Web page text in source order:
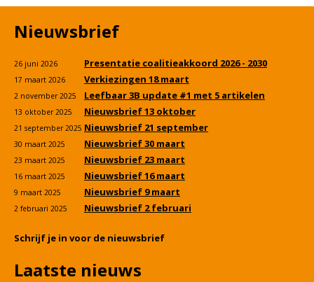
Nieuwsbrief
26 juni 2026 Presentatie coalitieakkoord 2026 - 2030
17 maart 2026 Verkiezingen 18 maart
2 november 2025 Leefbaar 3B update #1 met 5 artikelen
13 oktober 2025 Nieuwsbrief 13 oktober
21 september 2025 Nieuwsbrief 21 september
30 maart 2025 Nieuwsbrief 30 maart
23 maart 2025 Nieuwsbrief 23 maart
16 maart 2025 Nieuwsbrief 16 maart
9 maart 2025 Nieuwsbrief 9 maart
2 februari 2025 Nieuwsbrief 2 februari
Schrijf je in voor de nieuwsbrief
Laatste nieuws